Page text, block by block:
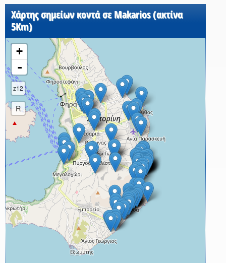
Χάρτης σημείων κοντά σε Makarios (ακτίνα
5Km)
+
-
z12
R